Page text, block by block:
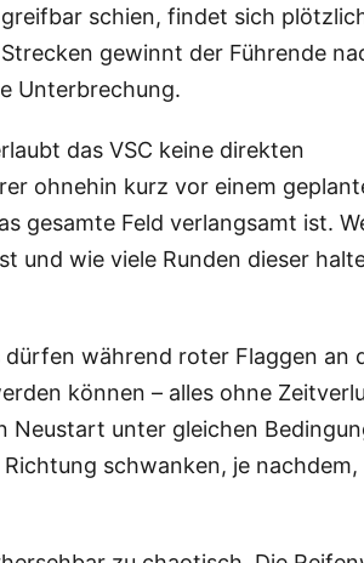
schien, findet sich
gewinnt der Führende
Unterbrechung.
das VSC keine direkten
ohnehin kurz vor einem
gesamte Feld verlangsamt ist.
und wie viele Runden dieser
während roter Flaggen an
können – alles ohne
Neustart unter gleichen
schwanken, je nachdem,